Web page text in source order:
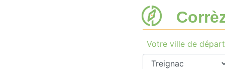
Votre ville de départ